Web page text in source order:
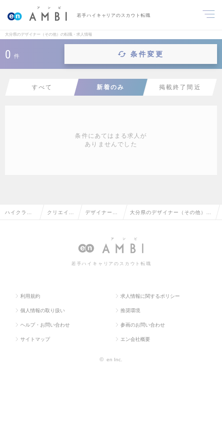
若手ハイキャリアのスカウト転職
大分県のデザイナー（その他）の転職・求人情報
0 件 条件変更
すべて 新着のみ 掲載終了間近
条件にあてはまる求人が
ありませんでした
ハイクラス クリエイテ デザイナー 大分県のデザイナー（その他）の
若手ハイキャリアのスカウト転職
利用規約 求人情報に関するポリシー
個人情報の取り扱い 推奨環境
ヘルプ・お問い合わせ 参画のお問い合わせ
サイトマップ エン会社概要
© en Inc.